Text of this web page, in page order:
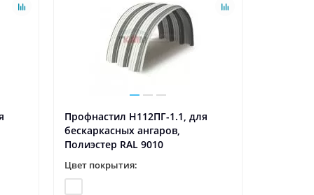
Профнастил H112ПГ-1.1, для
бескаркасных ангаров,
Полиэстер RAL 9010
Цвет покрытия: